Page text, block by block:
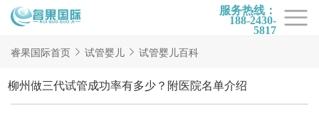
服务热线：
188-2430-
5817
首页
试管项目
试管百科
睿果国际首页 试管婴儿 试管婴儿百科
柳州做三代试管成功率有多少？附医院名单介绍